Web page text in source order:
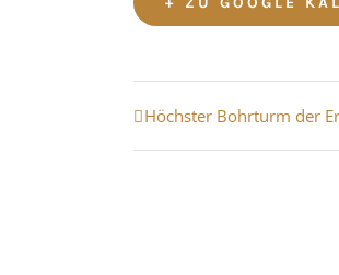
Veranstaltung
Navigation
Höchster Bohrturm der